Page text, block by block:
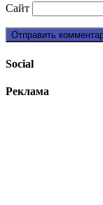
Сайт
Social
Реклама